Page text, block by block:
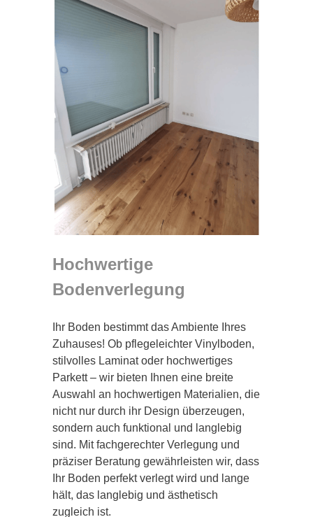
Hochwertige
Bodenverlegung
Ihr Boden bestimmt das Ambiente Ihres
Zuhauses! Ob pflegeleichter Vinylboden,
stilvolles Laminat oder hochwertiges
Parkett – wir bieten Ihnen eine breite
Auswahl an hochwertigen Materialien, die
nicht nur durch ihr Design überzeugen,
sondern auch funktional und langlebig
sind. Mit fachgerechter Verlegung und
präziser Beratung gewährleisten wir, dass
Ihr Boden perfekt verlegt wird und lange
hält, das langlebig und ästhetisch
zugleich ist.